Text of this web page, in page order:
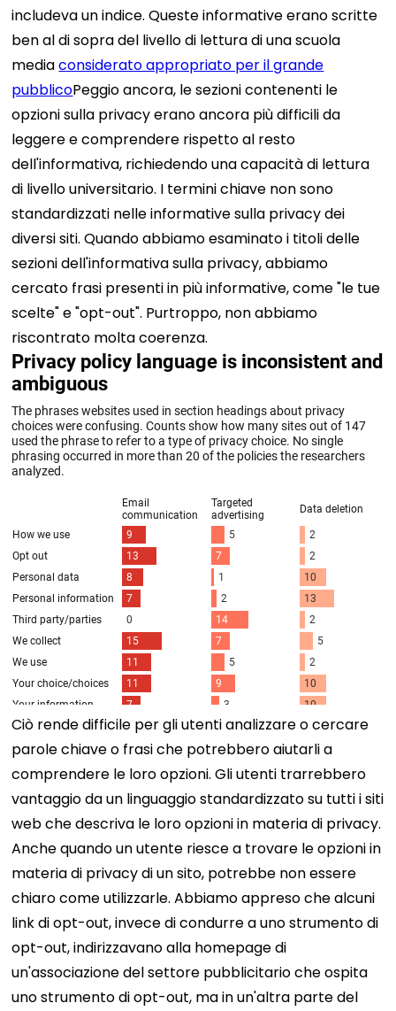
includeva un indice. Queste informative erano scritte
ben al di sopra del livello di lettura di una scuola
mediaconsiderato appropriato per il grande
pubblicoPeggio ancora, le sezioni contenenti le
opzioni sulla privacy erano ancora più difficili da
leggere e comprendere rispetto al resto
dell'informativa, richiedendo una capacità di lettura
di livello universitario. I termini chiave non sono
standardizzati nelle informative sulla privacy dei
diversi siti. Quando abbiamo esaminato i titoli delle
sezioni dell'informativa sulla privacy, abbiamo
cercato frasi presenti in più informative, come "le tue
scelte" e "opt-out". Purtroppo, non abbiamo
riscontrato molta coerenza.
Ciò rende difficile per gli utenti analizzare o cercare
parole chiave o frasi che potrebbero aiutarli a
comprendere le loro opzioni. Gli utenti trarrebbero
vantaggio da un linguaggio standardizzato su tutti i siti
web che descriva le loro opzioni in materia di privacy.
Anche quando un utente riesce a trovare le opzioni in
materia di privacy di un sito, potrebbe non essere
chiaro come utilizzarle. Abbiamo appreso che alcuni
link di opt-out, invece di condurre a uno strumento di
opt-out, indirizzavano alla homepage di
un'associazione del settore pubblicitario che ospita
uno strumento di opt-out, ma in un'altra parte del